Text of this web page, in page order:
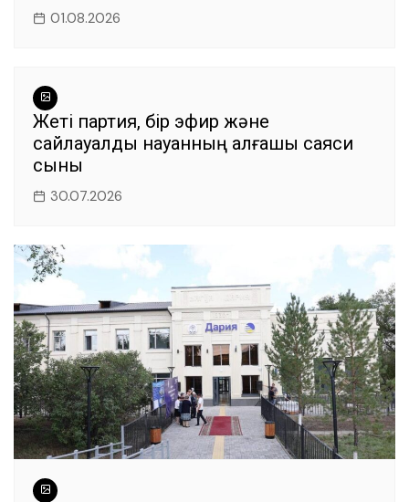
01.08.2026
Жеті партия, бір эфир және
сайлауалды науқанның алғашқы саяси
сыны
30.07.2026